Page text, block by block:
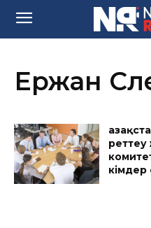
Ержан
реттеу
кімдер